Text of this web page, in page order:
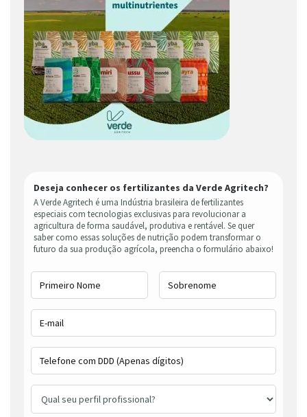
Deseja conhecer os fertilizantes da Verde Agritech?
A Verde Agritech é uma Indústria brasileira de fertilizantes
especiais com tecnologias exclusivas para revolucionar a
agricultura de forma saudável, produtiva e rentável. Se quer
saber como essas soluções de nutrição podem transformar o
futuro da sua produção agrícola, preencha o formulário abaixo!